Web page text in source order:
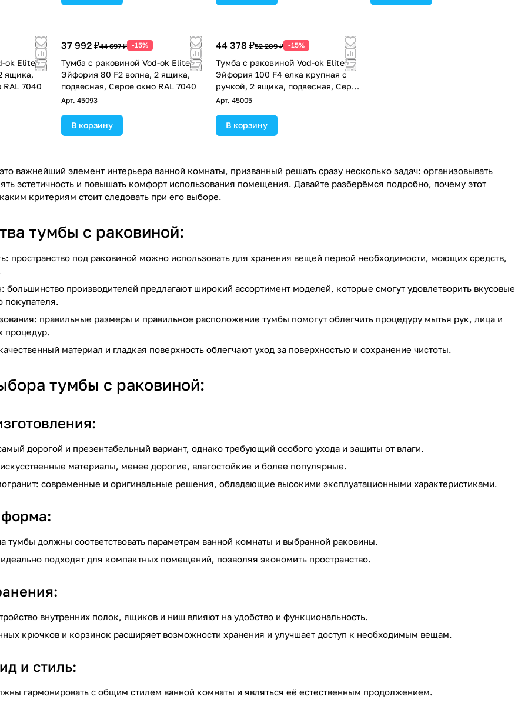
ok Elite
ящика,
RAL 7040
37 992 ₽44 697 ₽ -15%
Тумба с раковиной Vod-ok Elite
Эйфория 80 F2 волна, 2 ящика,
подвесная, Серое окно RAL 7040
Арт. 45093
В корзину
44 378 ₽52 209 ₽ -15%
Тумба с раковиной Vod-ok Elite
Эйфория 100 F4 елка крупная с
ручкой, 2 ящика, подвесная, Серое
окно RAL 7040
Арт. 45005
В корзину
важнейший элемент интерьера ванной комнаты, призванный решать сразу несколько задач: организовывать
эстетичность и повышать комфорт использования помещения. Давайте разберёмся подробно, почему этот
критериям стоит следовать при его выборе.
тумбы с раковиной:
пространство под раковиной можно использовать для хранения вещей первой необходимости, моющих средств,
большинство производителей предлагают широкий ассортимент моделей, которые смогут удовлетворить вкусовые
покупателя.
правильные размеры и правильное расположение тумбы помогут облегчить процедуру мытья рук, лица и
процедур.
материал и гладкая поверхность облегчают уход за поверхностью и сохранение чистоты.
тумбы с раковиной:
дорогой и презентабельный вариант, однако требующий особого ухода и защиты от влаги.
материалы, менее дорогие, влагостойкие и более популярные.
современные и оригинальные решения, обладающие высокими эксплуатационными характеристиками.
тумбы должны соответствовать параметрам ванной комнаты и выбранной раковины.
подходят для компактных помещений, позволяя экономить пространство.
внутренних полок, ящиков и ниш влияют на удобство и функциональность.
крючков и корзинок расширяет возможности хранения и улучшает доступ к необходимым вещам.
и стиль:
гармонировать с общим стилем ванной комнаты и являться её естественным продолжением.